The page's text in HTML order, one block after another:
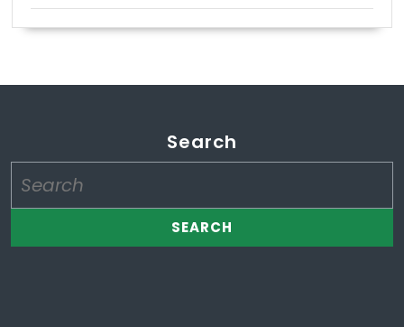
Search
for: